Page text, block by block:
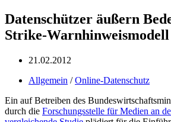
Datenschützer äußern
Strike-Warnhinweismodell
21.02.2012
Allgemein /Online-Datenschutz
Ein auf Betreiben des
durch die Forschungsstelle für Medien an